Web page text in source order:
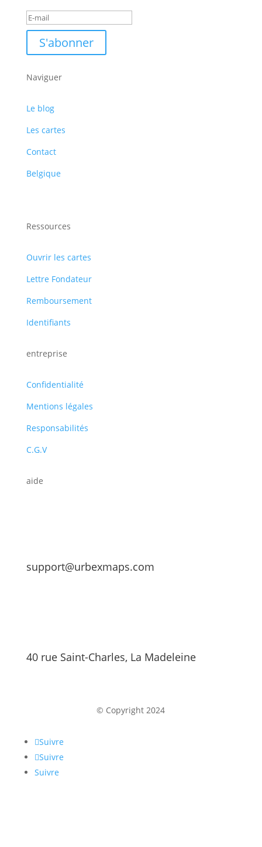
S'abonner
Naviguer
Le blog
Les cartes
Contact
Belgique
Ressources
Ouvrir les cartes
Lettre Fondateur
Remboursement
Identifiants
entreprise
Confidentialité
Mentions légales
Responsabilités
C.G.V
aide
support@urbexmaps.com
40 rue Saint-Charles, La Madeleine
© Copyright 2024
Suivre
Suivre
Suivre